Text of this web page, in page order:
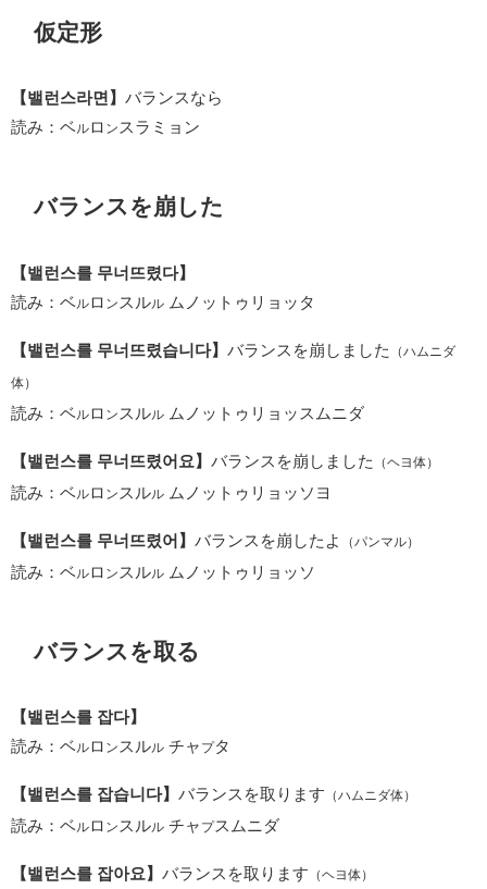
仮定形
【밸런스라면】 バランスなら
読み：ベルロ ン スラミョン
バランスを崩した
【밸런스를 무너뜨렸다】
読み：ベ ルロ ン スルル ムノットゥリョッタ
【밸런스를 무너뜨렸습니다】 バランスを崩しました （ハムニダ
体）
読み：ベ ルロ ン スルル ムノットゥリョッスムニダ
【밸런스를 무너뜨렸어요】 バランスを崩しました （ヘヨ体）
読み：ベ ルロ ン スルル ムノットゥリョッソヨ
【밸런스를 무너뜨렸어】 バランスを崩したよ （パンマル）
読み：ベ ルロ ン スルル ムノットゥリョッソ
バランスを取る
【밸런스를 잡다】
読み：ベルロ ン スルル チャ プタ
【밸런스를 잡습니다】 バランスを取ります （ハムニダ体）
読み：ベルロ ン スルル チャ プスムニダ
【밸런스를 잡아요】 バランスを取ります （ヘヨ体）